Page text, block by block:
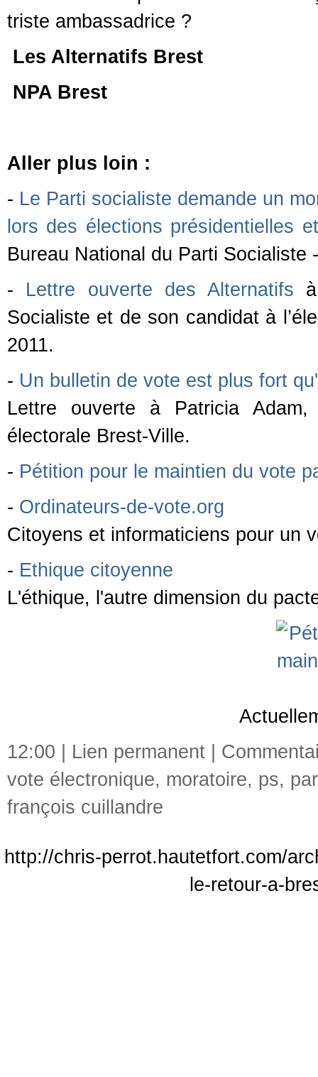
triste ambassadrice ?
Les Alternatifs Brest
NPA Brest
Aller plus loin :
- Le Parti socialiste demande un
lors des élections présidentielles
Bureau National du Parti Socialiste
- Lettre ouverte des Alternatifs
Socialiste et de son candidat à
2011.
- Un bulletin de vote est plus fort
Lettre ouverte à Patricia
électorale Brest-Ville.
- Pétition pour le maintien du vote
- Ordinateurs-de-vote.org
Citoyens et informaticiens pour un
- Ethique citoyenne
L'éthique, l'autre dimension du
12:00 | Lien permanent
vote électronique, moratoire, ps,
françois cuillandre
http://chris-perrot.hautetfort.com/
le-retour-a-